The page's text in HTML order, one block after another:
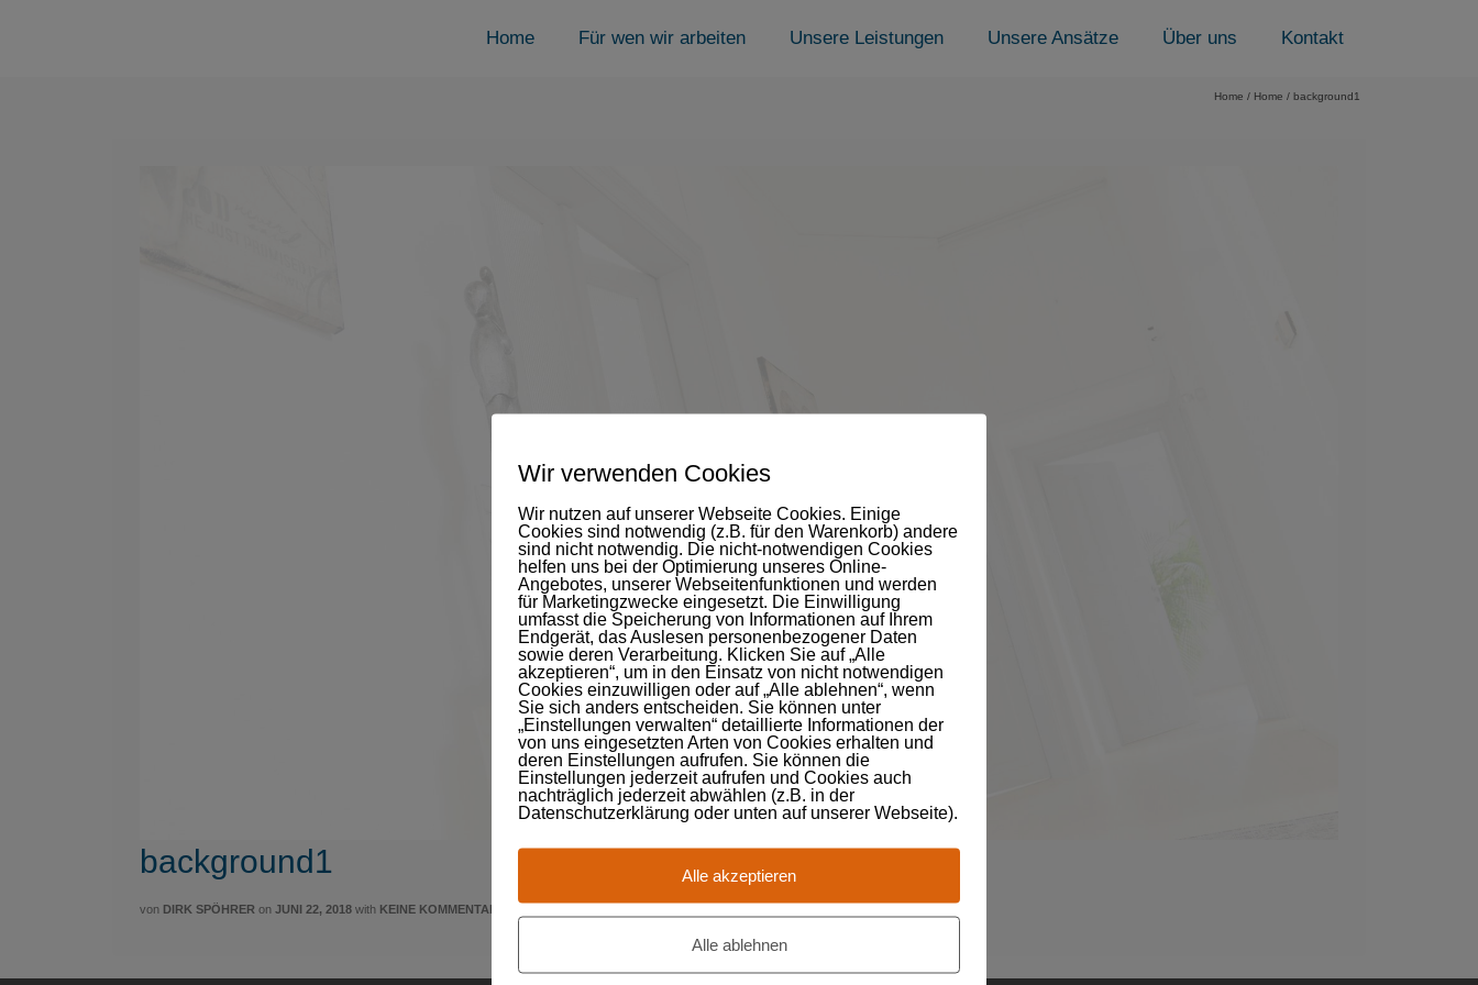
Home Für wen wir arbeiten Unsere Leistungen Unsere Ansätze Über uns Kontakt
Home / Home / background1
background1
von DIRK SPÖHRER on JUNI 22, 2018 with KEINE KOMMENTARE
Wir verwenden Cookies
Wir nutzen auf unserer Webseite Cookies. Einige
Cookies sind notwendig (z.B. für den Warenkorb) andere
sind nicht notwendig. Die nicht-notwendigen Cookies
helfen uns bei der Optimierung unseres Online-
Angebotes, unserer Webseitenfunktionen und werden
für Marketingzwecke eingesetzt. Die Einwilligung
umfasst die Speicherung von Informationen auf Ihrem
Endgerät, das Auslesen personenbezogener Daten
sowie deren Verarbeitung. Klicken Sie auf „Alle
akzeptieren“, um in den Einsatz von nicht notwendigen
Cookies einzuwilligen oder auf „Alle ablehnen“, wenn
Sie sich anders entscheiden. Sie können unter
„Einstellungen verwalten“ detaillierte Informationen der
von uns eingesetzten Arten von Cookies erhalten und
deren Einstellungen aufrufen. Sie können die
Einstellungen jederzeit aufrufen und Cookies auch
nachträglich jederzeit abwählen (z.B. in der
Datenschutzerklärung oder unten auf unserer Webseite).
Alle akzeptieren
Alle ablehnen